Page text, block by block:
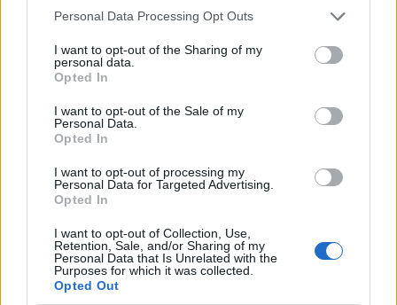
Please note that this website/app uses one or more Google
not limited to your visit or usage behaviour. You may click to
grant or deny consent to Google and its third-party tags to
use your data for below specified purposes in below Google
consent section.
Personal Data Processing Opt Outs
I want to opt-out of the Sharing of my
personal data.
Opted In
I want to opt-out of the Sale of my
Personal Data.
Opted In
I want to opt-out of processing my
Personal Data for Targeted Advertising.
Opted In
I want to opt-out of Collection, Use,
Retention, Sale, and/or Sharing of my
Personal Data that Is Unrelated with the
Purposes for which it was collected.
Opted Out
Όροι Χρήσης. Το site προστατεύεται από reCAPTCHA, ισχύουν
Πολιτική Απορρήτου&Όροι Χρήσηςτης Google.
ΚΟΡΟΝΟΪΟΣ
ΦΤΩΧΕΙΑ
Share: